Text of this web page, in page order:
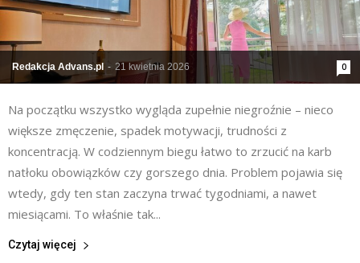
Redakcja Advans.pl - 21 kwietnia 2026 0
Na początku wszystko wygląda zupełnie niegroźnie – nieco
większe zmęczenie, spadek motywacji, trudności z
koncentracją. W codziennym biegu łatwo to zrzucić na karb
natłoku obowiązków czy gorszego dnia. Problem pojawia się
wtedy, gdy ten stan zaczyna trwać tygodniami, a nawet
miesiącami. To właśnie tak...
Czytaj więcej